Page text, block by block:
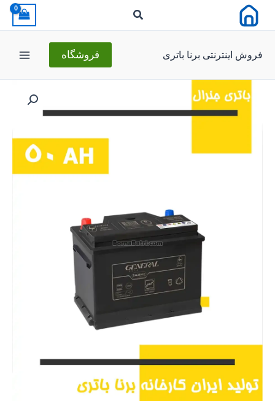
فروش اینترنتی برنا باتری فروشگاه